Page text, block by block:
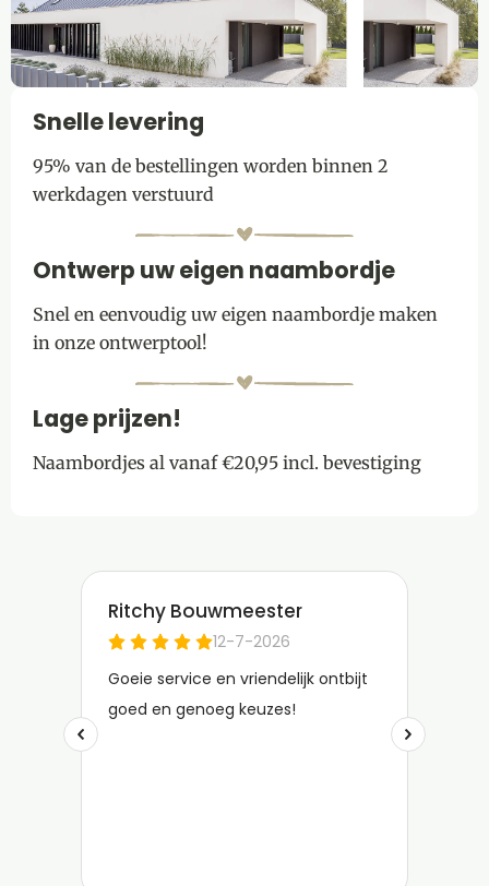
Snelle levering
95% van de bestellingen worden binnen 2
werkdagen verstuurd
Ontwerp uw eigen naambordje
Snel en eenvoudig uw eigen naambordje maken
in onze ontwerptool!
Lage prijzen!
Naambordjes al vanaf €20,95 incl. bevestiging